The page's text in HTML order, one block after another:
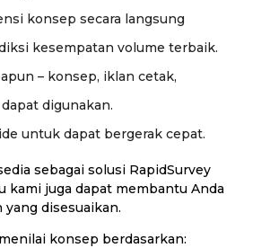
konsep secara langsung
kesempatan volume terbaik.
– konsep, iklan cetak,
digunakan.
untuk dapat bergerak cepat.
sebagai solusi RapidSurvey
kami juga dapat membantu Anda
yang disesuaikan.
konsep berdasarkan: